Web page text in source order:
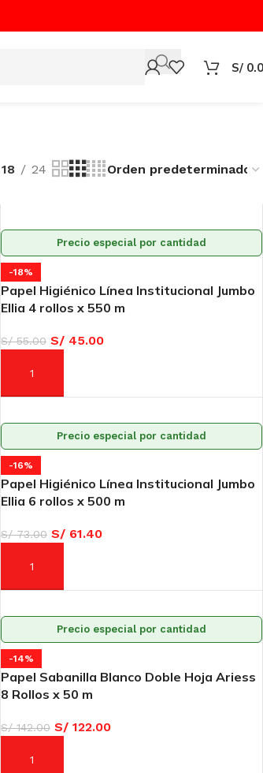
S/
18 24
Precio especial por cantidad
-18%
Papel Higiénico Línea Institucional Jumbo
Ellia 4 rollos x 550 m
S/55.00 S/45.00
AÑADIR AL CARRITO
Precio especial por cantidad
-16%
Papel Higiénico Línea Institucional Jumbo
Ellia 6 rollos x 500 m
S/73.00 S/61.40
AÑADIR AL CARRITO
Precio especial por cantidad
-14%
Papel Sabanilla Blanco Doble Hoja Ariess
8 Rollos x 50 m
S/142.00 S/122.00
AÑADIR AL CARRITO